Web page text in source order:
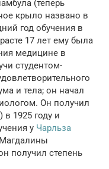
(теперь
крыло названо в
год обучения в
17 лет ему была
медицине в
студентом-
и тела; он начал
Он получил
1925 году и
у Чарльза
получил степень